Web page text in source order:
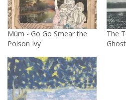
Múm - Go Go Smear the
Poison Ivy
The
Ghost